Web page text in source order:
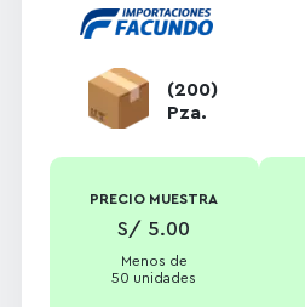
(200)
Pza.
PRECIO MUESTRA
S/ 5.00
Menos de
50 unidades